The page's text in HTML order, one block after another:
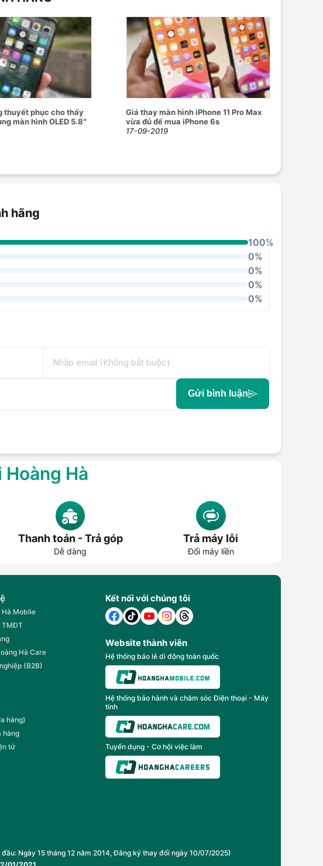
thuyết phục cho thấy
màn hình OLED 5.8″
Giá thay màn hình iPhone 11 Pro Max
vừa đủ để mua iPhone 6s
17-09-2019
hãng
100%
0%
0%
0%
0%
Gửi bình luận
Hà
Thanh toán - Trả góp
Dễ dàng
Trả máy lỗi
Đổi máy liền
Hà Moblie
TMĐT
Hà Care
(B2B)
hàng)
hàng
tử
Kết nối với chúng tôi
Website thành viên
Hệ thống báo lẻ di động toàn quốc
Hệ thống bảo hành và chăm sóc Điện thoại - Máy
tính
Tuyển dụng - Cơ hội việc làm
Ngày 15 tháng 12 năm 2014, Đăng ký thay đổi ngày 10/07/2025)